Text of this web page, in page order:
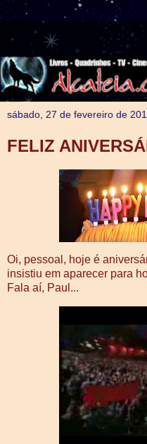
sábado, 27 de fevereiro de
FELIZ
Oi, pessoal, hoje é
insistiu em aparecer para
Fala aí, Paul...